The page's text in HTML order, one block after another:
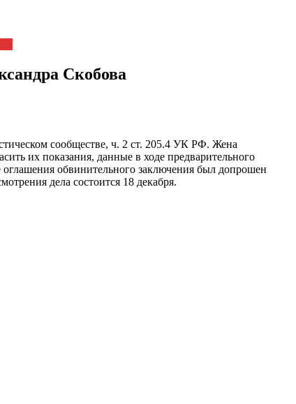
Скобова
сообществе, ч. 2 ст. 205.4 УК РФ. Жена
их показания, данные в ходе предварительного
обвинительного заключения был допрошен
дела состоится 18 декабря.